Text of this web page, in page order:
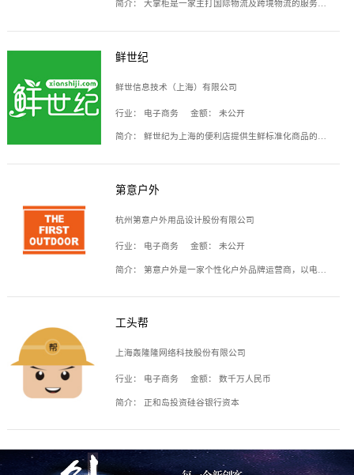
简介： 大掌柜是一家主打国际物流及跨境物流的服务云平台，致力于帮助全球国际物流企业在互联网上建立自己的平台，核心产品包括运价通、生意通、业务通、订舱通、招财通等，奥林网络科技（宁波）有限公司旗下产品。
鲜世纪
鲜世信息技术（上海）有限公司
行业： 电子商务 金额： 未公开
简介： 鲜世纪为上海的便利店提供生鲜标准化商品的供应链服务，帮商家解决生鲜采购、运营问题，帮助商家销售。平台提供的商品覆盖果蔬肉类、常温与低温奶制品、冷冻食品、零食饮料、粮油副食、居家洗护等多个品类，上架SKU3000余个。公司建立了近万平方米的仓储场地和物流配送体系，为合作商家提供快速配送服务。
第意户外
杭州第意户外用品设计股份有限公司
行业： 电子商务 金额： 未公开
简介： 第意户外是一家个性化户外品牌运营商，以电子商务为主要载体，主要从事户外产品的设计、生产、销售业务，产品包含冲锋衣、户外鞋、户外背包等。
工头帮
上海轰隆隆网络科技股份有限公司
行业： 电子商务 金额： 数千万人民币
简介： 正和岛投资硅谷银行资本